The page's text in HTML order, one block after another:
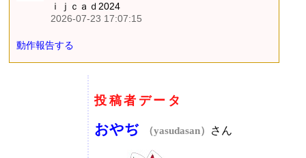
ｉｊｃａｄ2024
2026-07-23 17:07:15
動作報告する
投稿者データ
おやぢ （yasudasan） さん